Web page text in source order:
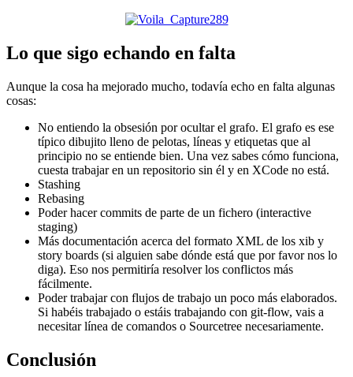
Lo que sigo echando en falta
Aunque la cosa ha mejorado mucho, todavía echo en falta algunas
cosas:
No entiendo la obsesión por ocultar el grafo. El grafo es ese
típico dibujito lleno de pelotas, líneas y etiquetas que al
principio no se entiende bien. Una vez sabes cómo funciona,
cuesta trabajar en un repositorio sin él y en XCode no está.
Stashing
Rebasing
Poder hacer commits de parte de un fichero (interactive
staging)
Más documentación acerca del formato XML de los xib y
story boards (si alguien sabe dónde está que por favor nos lo
diga). Eso nos permitiría resolver los conflictos más
fácilmente.
Poder trabajar con flujos de trabajo un poco más elaborados.
Si habéis trabajado o estáis trabajando con git-flow, vais a
necesitar línea de comandos o Sourcetree necesariamente.
Conclusión